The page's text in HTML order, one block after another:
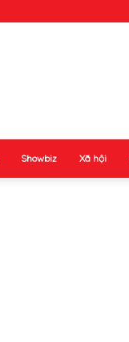
Showbiz Xã hội